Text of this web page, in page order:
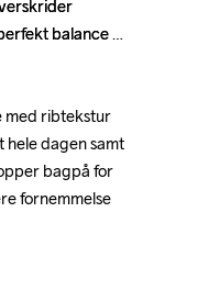
balance
med ribtekstur
dagen samt
bagpå for
fornemmelse
balance
med ribtekstur
dagen samt
bagpå for
fornemmelse